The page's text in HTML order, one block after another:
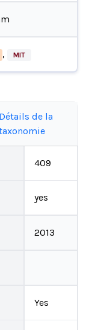
, MIT
Détails de la
409
yes
2013
Yes